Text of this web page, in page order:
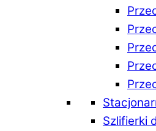
Szlifierki